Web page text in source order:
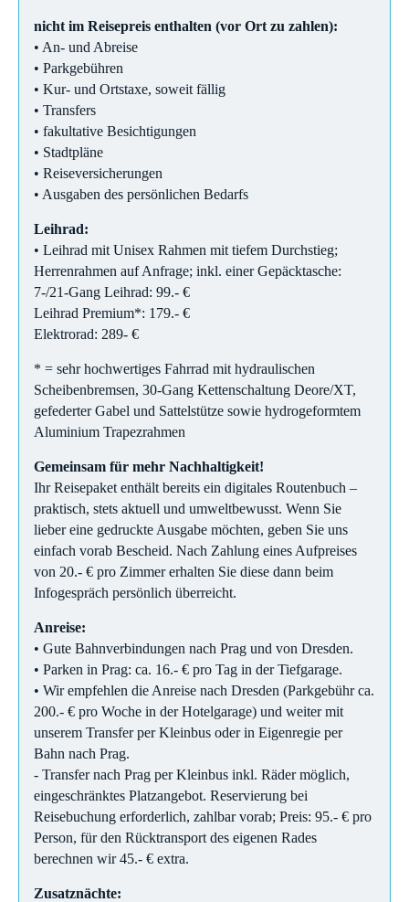
nicht im Reisepreis enthalten (vor Ort zu zahlen):
• An- und Abreise
• Parkgebühren
• Kur- und Ortstaxe, soweit fällig
• Transfers
• fakultative Besichtigungen
• Stadtpläne
• Reiseversicherungen
• Ausgaben des persönlichen Bedarfs
Leihrad:
• Leihrad mit Unisex Rahmen mit tiefem Durchstieg;
Herrenrahmen auf Anfrage; inkl. einer Gepäcktasche:
7-/21-Gang Leihrad: 99.- €
Leihrad Premium*: 179.- €
Elektrorad: 289- €
* = sehr hochwertiges Fahrrad mit hydraulischen
Scheibenbremsen, 30-Gang Kettenschaltung Deore/XT,
gefederter Gabel und Sattelstütze sowie hydrogeformtem
Aluminium Trapezrahmen
Gemeinsam für mehr Nachhaltigkeit!
Ihr Reisepaket enthält bereits ein digitales Routenbuch –
praktisch, stets aktuell und umweltbewusst. Wenn Sie
lieber eine gedruckte Ausgabe möchten, geben Sie uns
einfach vorab Bescheid. Nach Zahlung eines Aufpreises
von 20.- € pro Zimmer erhalten Sie diese dann beim
Infogespräch persönlich überreicht.
Anreise:
• Gute Bahnverbindungen nach Prag und von Dresden.
• Parken in Prag: ca. 16.- € pro Tag in der Tiefgarage.
• Wir empfehlen die Anreise nach Dresden (Parkgebühr ca.
200.- € pro Woche in der Hotelgarage) und weiter mit
unserem Transfer per Kleinbus oder in Eigenregie per
Bahn nach Prag.
- Transfer nach Prag per Kleinbus inkl. Räder möglich,
eingeschränktes Platzangebot. Reservierung bei
Reisebuchung erforderlich, zahlbar vorab; Preis: 95.- € pro
Person, für den Rücktransport des eigenen Rades
berechnen wir 45.- € extra.
Zusatznächte: